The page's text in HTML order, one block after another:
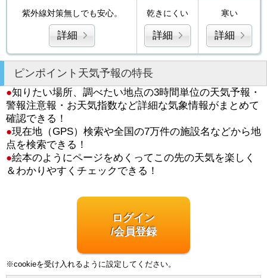
紫外線対策無しでも安心。
詳細
乾きにくい
詳細
寒い
詳細
ピンポイント天気予報の特長
●知りたい場所、調べたい地点の3時間単位の天気予報・
警報注意報・お天気指数など詳細な気象情報がまとめて
確認できる！
●現在地（GPS）検索や全国の7万件の施設名などから地
点を検索できる！
●絵本のようにページをめくってこの先の天気を楽しく
＆わかりやすくチェックできる！
ログイン
/会員登録
※cookieを受け入れるように設定してください。